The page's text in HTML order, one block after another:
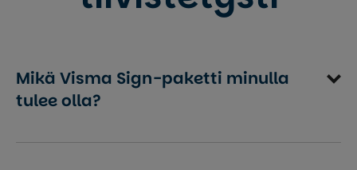
Mikä Visma Sign-paketti minulla
tulee olla?